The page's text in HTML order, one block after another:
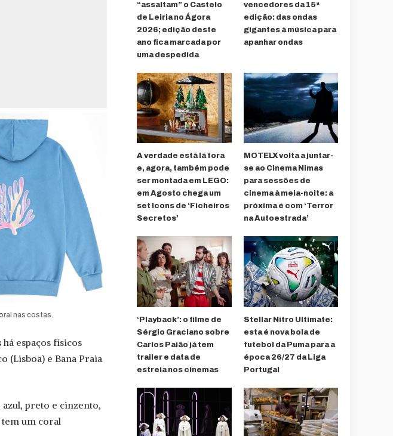
nas costas.
há espaços físicos
(Lisboa) e Bana Praia
preto e cinzento,
tem um coral
“assaltam” o Castelo
de Leiria no Ágora
2026; edição deste
ano fica marcada por
uma despedida
vencedores da 15ª
edição: das ondas
gigantes à música para
apanhar ondas
A verdade está lá fora
e, agora, também pode
ser montada em LEGO:
em Agosto chega um
set Icons de ‘Ficheiros
Secretos’
MOTELX volta a juntar-
se ao Cinema Nimas
para sessões de
cinema à meia-noite: a
próxima é com ‘Terror
na Autoestrada’
‘Playback’: o filme de
Sérgio Graciano sobre
Carlos Paião já tem
trailer e data de
estreia nos cinemas
Stellar Nitro Ultimate:
esta é nova bola de
futebol da Puma para a
época 26/27 da Liga
Portugal